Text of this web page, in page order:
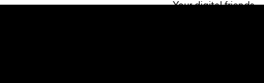
Your digital friends